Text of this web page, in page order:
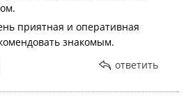
приятная и оперативная
знакомым.
ответить